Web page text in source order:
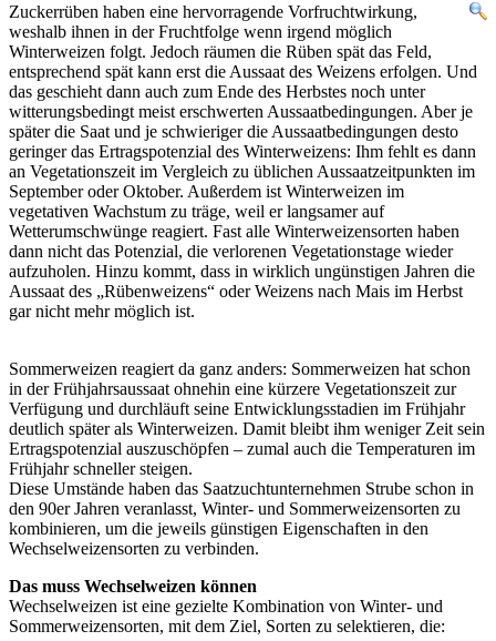
Zuckerrüben haben eine hervorragende Vorfruchtwirkung,
weshalb ihnen in der Fruchtfolge wenn irgend möglich
Winterweizen folgt. Jedoch räumen die Rüben spät das Feld,
entsprechend spät kann erst die Aussaat des Weizens erfolgen. Und
das geschieht dann auch zum Ende des Herbstes noch unter
witterungsbedingt meist erschwerten Aussaatbedingungen. Aber je
später die Saat und je schwieriger die Aussaatbedingungen desto
geringer das Ertragspotenzial des Winterweizens: Ihm fehlt es dann
an Vegetationszeit im Vergleich zu üblichen Aussaatzeitpunkten im
September oder Oktober. Außerdem ist Winterweizen im
vegetativen Wachstum zu träge, weil er langsamer auf
Wetterumschwünge reagiert. Fast alle Winterweizensorten haben
dann nicht das Potenzial, die verlorenen Vegetationstage wieder
aufzuholen. Hinzu kommt, dass in wirklich ungünstigen Jahren die
Aussaat des „Rübenweizens“ oder Weizens nach Mais im Herbst
gar nicht mehr möglich ist.
Sommerweizen reagiert da ganz anders: Sommerweizen hat schon
in der Frühjahrsaussaat ohnehin eine kürzere Vegetationszeit zur
Verfügung und durchläuft seine Entwicklungsstadien im Frühjahr
deutlich später als Winterweizen. Damit bleibt ihm weniger Zeit sein
Ertragspotenzial auszuschöpfen – zumal auch die Temperaturen im
Frühjahr schneller steigen.
Diese Umstände haben das Saatzuchtunternehmen Strube schon in
den 90er Jahren veranlasst, Winter- und Sommerweizensorten zu
kombinieren, um die jeweils günstigen Eigenschaften in den
Wechselweizensorten zu verbinden.
Das muss Wechselweizen können
Wechselweizen ist eine gezielte Kombination von Winter- und
Sommerweizensorten, mit dem Ziel, Sorten zu selektieren, die: